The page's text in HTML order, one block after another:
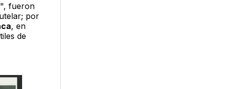
fueron
por
, en
de